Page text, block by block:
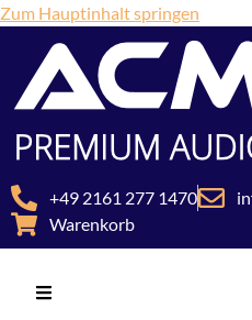
Zum Hauptinhalt springen
+49 2161 277 1470
Warenkorb